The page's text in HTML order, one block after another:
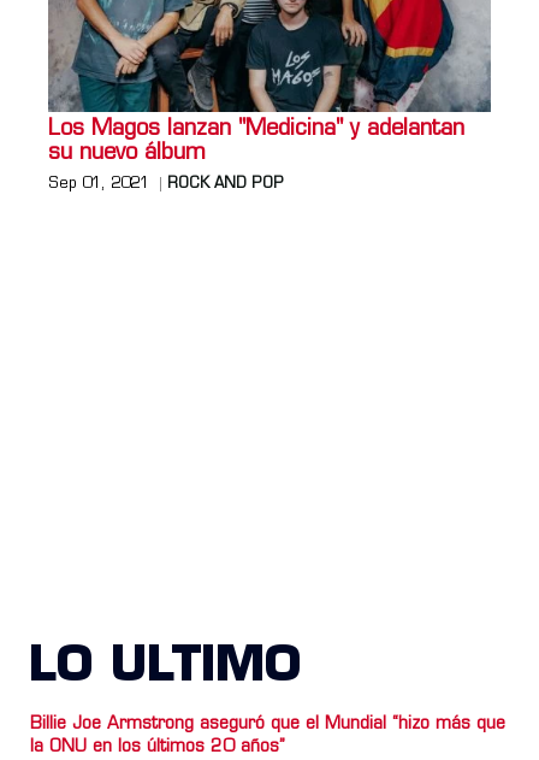
Los Magos lanzan "Medicina" y adelantan
su nuevo álbum
Sep 01, 2021 ROCK AND POP
LO ULTIMO
Billie Joe Armstrong aseguró que el Mundial “hizo más que
la ONU en los últimos 20 años”